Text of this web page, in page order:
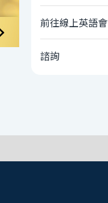
前往線上英語
諮詢